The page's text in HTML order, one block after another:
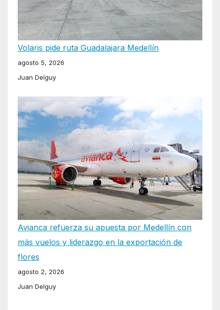
Volaris pide ruta Guadalajara Medellín
agosto 5, 2026
Juan Delguy
Avianca refuerza su apuesta por Medellín con
más vuelos y liderazgo en la exportación de
flores
agosto 2, 2026
Juan Delguy